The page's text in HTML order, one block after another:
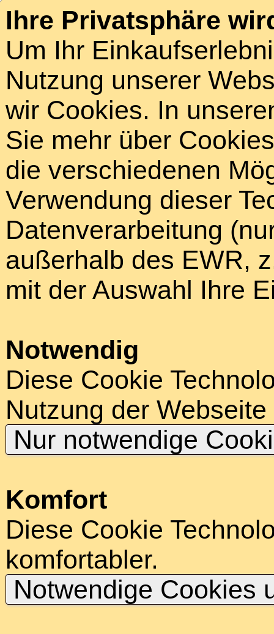
Ihre Privatsphäre
Um Ihr
Nutzung unserer
wir Cookies. In
Sie mehr über
die verschiedenen
Verwendung dieser
Datenverarbeitung
außerhalb des EWR,
mit der Auswahl Ihre
Notwendig
Diese Cookie
Nutzung der
Nur notwendige
Komfort
Diese Cookie
komfortabler.
Notwendige Cookies